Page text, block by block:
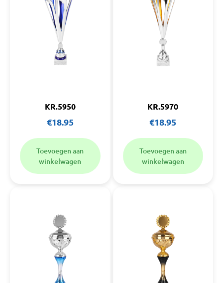
KR.5950
€18.95
Toevoegen aan
winkelwagen
KR.5970
€18.95
Toevoegen aan
winkelwagen